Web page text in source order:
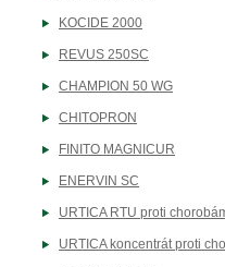
KOCIDE 2000
REVUS 250SC
CHAMPION 50 WG
CHITOPRON
FINITO MAGNICUR
ENERVIN SC
URTICA RTU proti
URTICA koncentrát proti